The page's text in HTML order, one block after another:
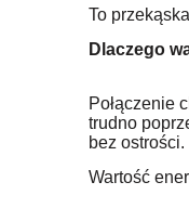
To
Dlaczego
Połączenie
trudno
bez ostrości.
Wartość